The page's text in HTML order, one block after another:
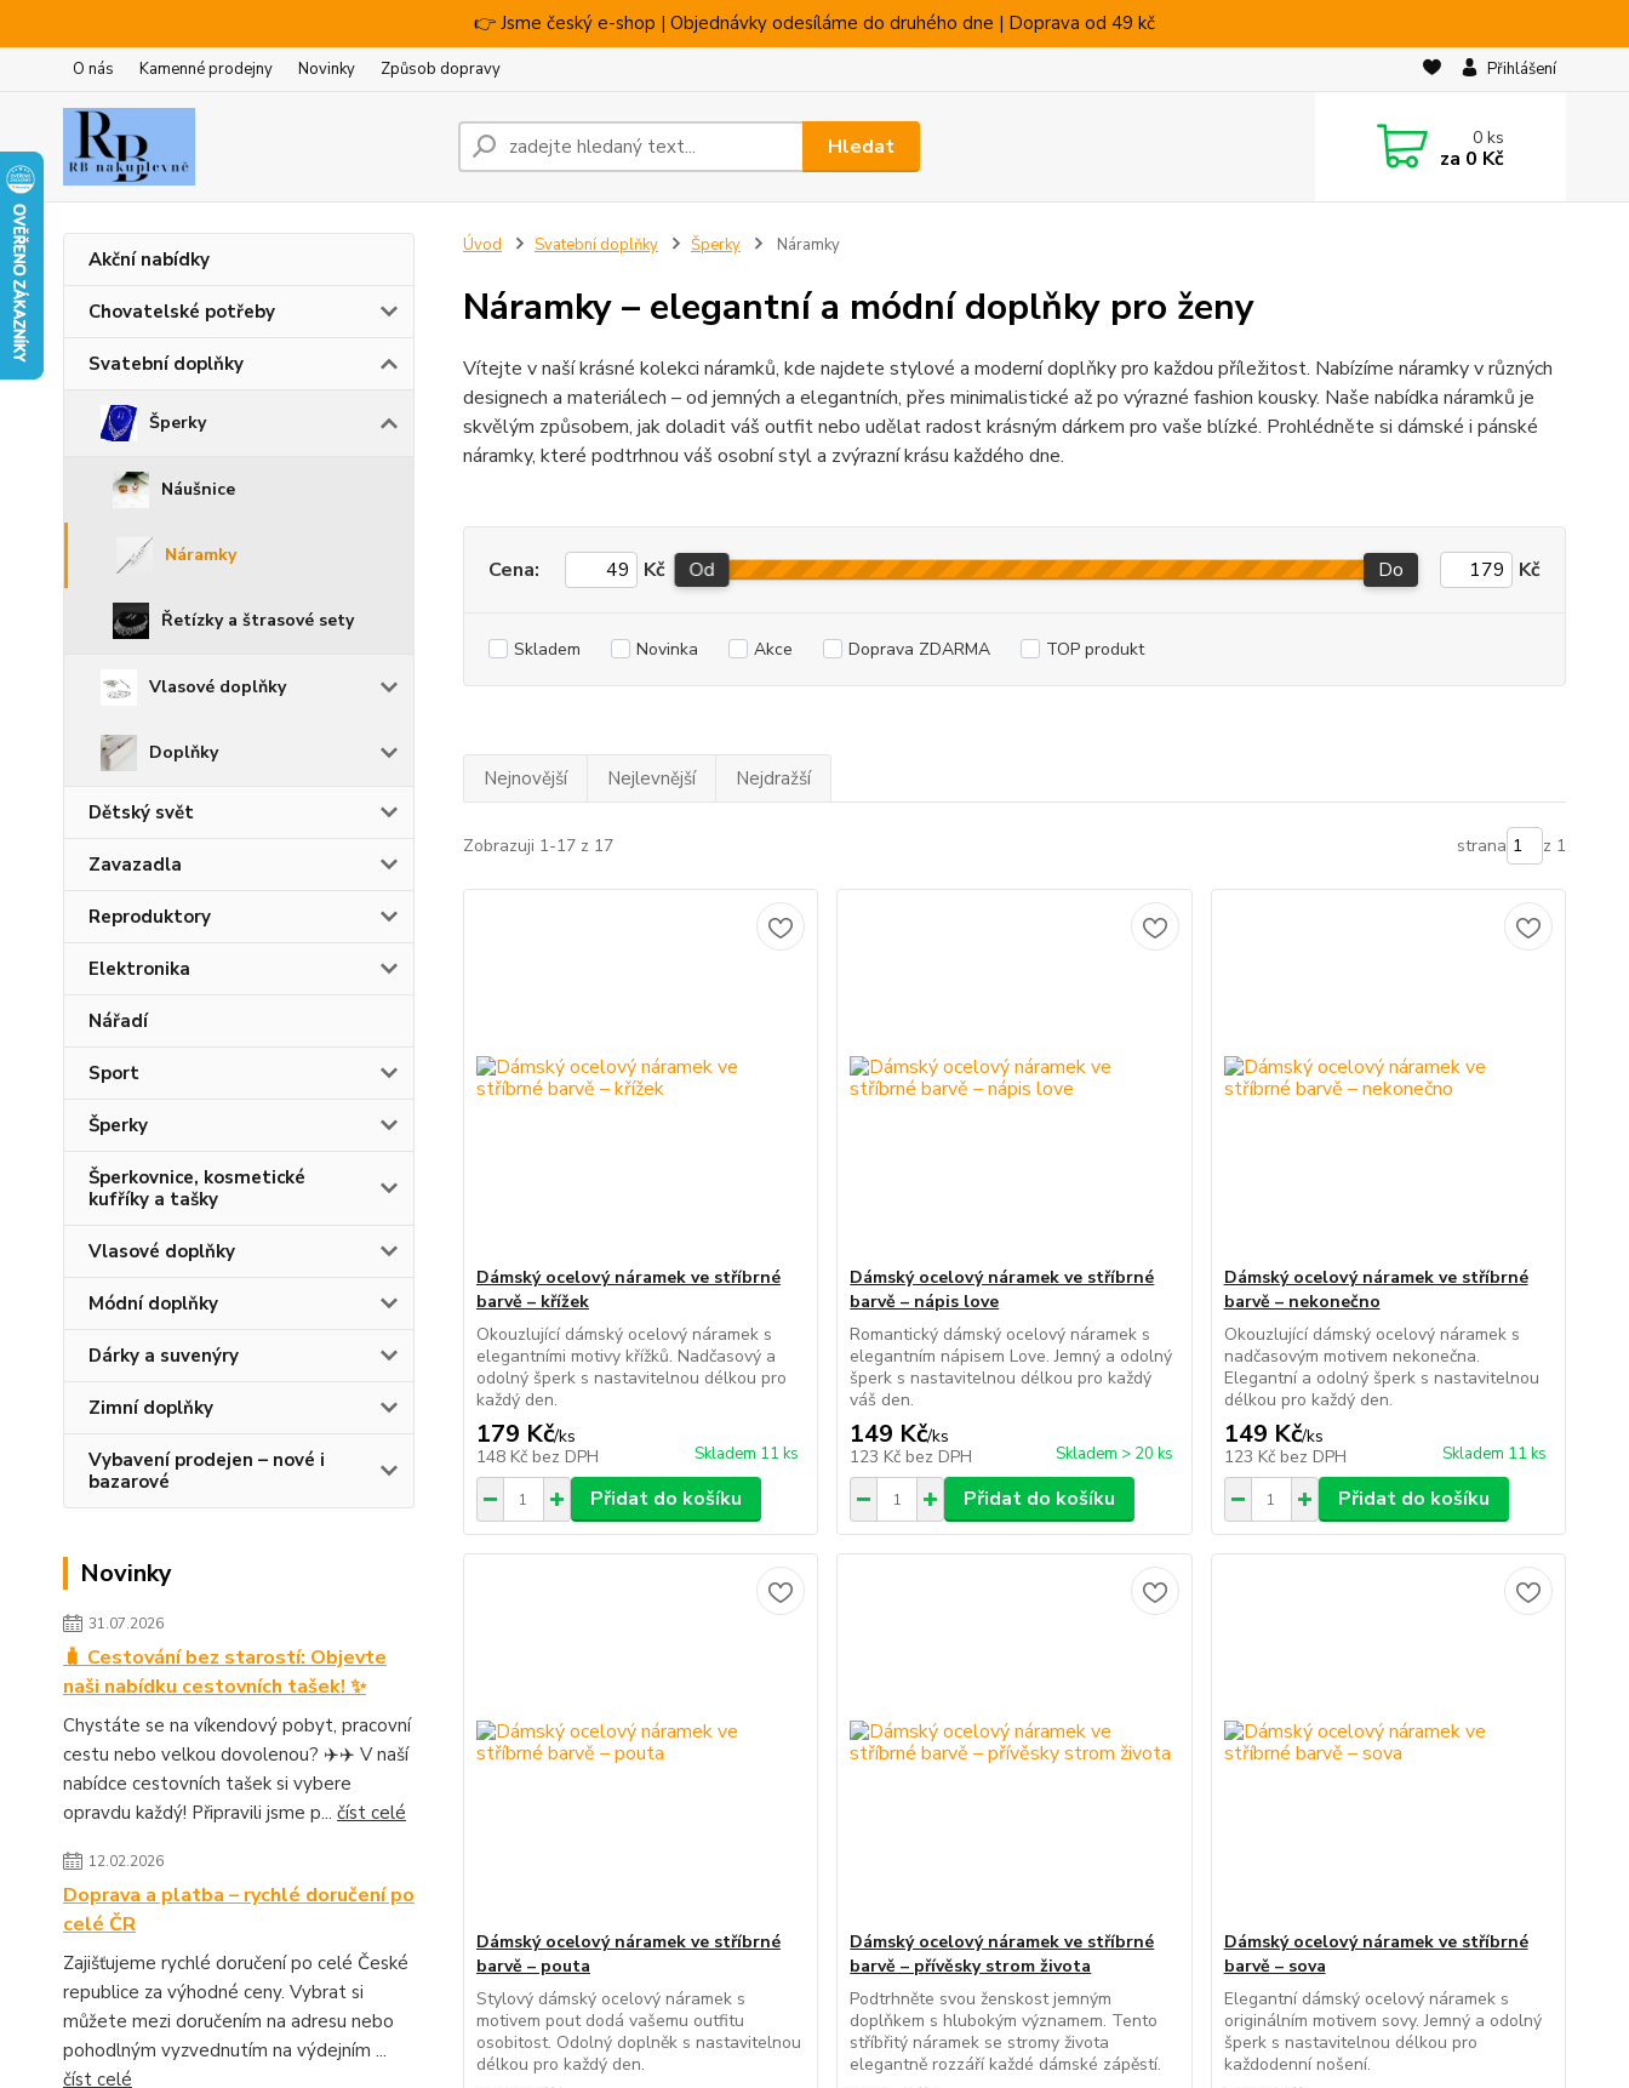
👉 Jsme český e-shop | Objednávky odesíláme do druhého dne | Doprava od 49 kč
O nás Kamenné prodejny Novinky Způsob dopravy Přihlášení
Hledat 0ks
za 0 Kč
Akční nabídky
Chovatelské potřeby
Svatební doplňky
Šperky
Náušnice
Náramky
Řetízky a štrasové sety
Vlasové doplňky
Doplňky
Dětský svět
Zavazadla
Reproduktory
Elektronika
Nářadí
Sport
Šperky
Šperkovnice, kosmetické
kufříky a tašky
Vlasové doplňky
Módní doplňky
Dárky a suvenýry
Zimní doplňky
Vybavení prodejen – nové i
bazarové
Novinky
31.07.2026
🧳 Cestování bez starostí: Objevte
naši nabídku cestovních tašek! ✨
Chystáte se na víkendový pobyt, pracovní
cestu nebo velkou dovolenou? ✈️✈️ V naší
nabídce cestovních tašek si vybere
opravdu každý! Připravili jsme p... číst celé
12.02.2026
Doprava a platba – rychlé doručení po
celé ČR
Zajišťujeme rychlé doručení po celé České
republice za výhodné ceny. Vybrat si
můžete mezi doručením na adresu nebo
pohodlným vyzvednutím na výdejním ...
číst celé
Úvod Svatební doplňky Šperky Náramky
Náramky – elegantní a módní doplňky pro ženy
Vítejte v naší krásné kolekci náramků, kde najdete stylové a moderní doplňky pro každou příležitost. Nabízíme náramky v různých
designech a materiálech – od jemných a elegantních, přes minimalistické až po výrazné fashion kousky. Naše nabídka náramků je
skvělým způsobem, jak doladit váš outfit nebo udělat radost krásným dárkem pro vaše blízké. Prohlédněte si dámské i pánské
náramky, které podtrhnou váš osobní styl a zvýrazní krásu každého dne.
Cena: Kč Od Do Kč
Skladem Novinka Akce Doprava ZDARMA TOP produkt
Nejnovější Nejlevnější Nejdražší
Zobrazuji 1-17 z 17 strana z 1
Dámský ocelový náramek ve stříbrné
barvě – křížek
Okouzlující dámský ocelový náramek s
elegantními motivy křížků. Nadčasový a
odolný šperk s nastavitelnou délkou pro
každý den.
179 Kč/ks
148 Kč bez DPH Skladem 11 ks
Přidat do košíku
Dámský ocelový náramek ve stříbrné
barvě – nápis love
Romantický dámský ocelový náramek s
elegantním nápisem Love. Jemný a odolný
šperk s nastavitelnou délkou pro každý
váš den.
149 Kč/ks
123 Kč bez DPH Skladem > 20 ks
Přidat do košíku
Dámský ocelový náramek ve stříbrné
barvě – nekonečno
Okouzlující dámský ocelový náramek s
nadčasovým motivem nekonečna.
Elegantní a odolný šperk s nastavitelnou
délkou pro každý den.
149 Kč/ks
123 Kč bez DPH Skladem 11 ks
Přidat do košíku
Dámský ocelový náramek ve stříbrné
barvě – pouta
Stylový dámský ocelový náramek s
motivem pout dodá vašemu outfitu
osobitost. Odolný doplněk s nastavitelnou
délkou pro každý den.
Dámský ocelový náramek ve stříbrné
barvě – přívěsky strom života
Podtrhněte svou ženskost jemným
doplňkem s hlubokým významem. Tento
stříbřitý náramek se stromy života
elegantně rozzáří každé dámské zápěstí.
Dámský ocelový náramek ve stříbrné
barvě – sova
Elegantní dámský ocelový náramek s
originálním motivem sovy. Jemný a odolný
šperk s nastavitelnou délkou pro
každodenní nošení.